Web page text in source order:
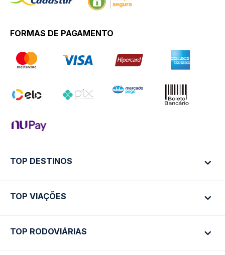
FORMAS DE PAGAMENTO
TOP DESTINOS
Ônibus Rio de Janeiro
Ônibus São Paulo
TOP VIAÇÕES
Passagens Cometa
TOP RODOVIÁRIAS